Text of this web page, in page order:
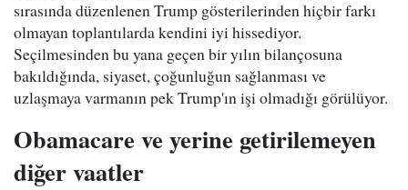
sırasında düzenlenen Trump gösterilerinden hiçbir farkı
olmayan toplantılarda kendini iyi hissediyor.
Seçilmesinden bu yana geçen bir yılın bilançosuna
bakıldığında, siyaset, çoğunluğun sağlanması ve
uzlaşmaya varmanın pek Trump'ın işi olmadığı görülüyor.
Obamacare ve yerine getirilemeyen
diğer vaatler